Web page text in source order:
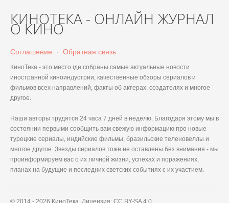
КИНОТЕКА - ОНЛАЙН ЖУРНАЛ
О КИНО
Соглашение · Обратная связь
КиноТека - это место где собраны самые актуальные новости
иностранной киноиндустрии, качественные обзоры сериалов и
фильмов всех направлений, факты об актерах, создателях и многое
другое.
Наши авторы трудятся 24 часа 7 дней в неделю. Благодаря этому мы в
состоянии первыми сообщить вам свежую информацию про новые
турецкие сериалы, индийские фильмы, бразильские теленовеллы и
многое другое. Звезды сериалов тоже не оставлены без внимания - мы
проинформируем вас о их личной жизни, успехах и поражениях,
планах на будущие и последних светских событиях с их участием.
© 2014 - 2026 КиноТека. Лицензия: CC BY-SA 4.0